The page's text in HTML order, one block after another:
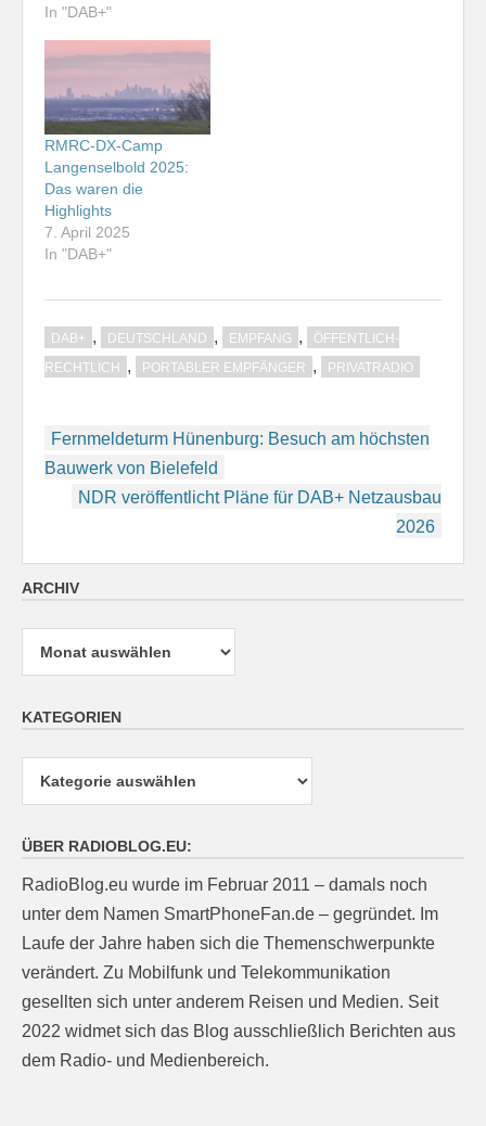
In "DAB+"
RMRC-DX-Camp
Langenselbold 2025:
Das waren die
Highlights
7. April 2025
In "DAB+"
DAB+ , DEUTSCHLAND , EMPFANG ,
ÖFFENTLICH-
RECHTLICH
, PORTABLER EMPFÄNGER , PRIVATRADIO
Beitragsnavigation
Fernmeldeturm Hünenburg: Besuch am höchsten
Bauwerk von Bielefeld
NDR veröffentlicht Pläne für DAB+ Netzausbau
2026
ARCHIV
Archiv
KATEGORIEN
Kategorien
ÜBER RADIOBLOG.EU:
RadioBlog.eu wurde im Februar 2011 – damals noch
unter dem Namen SmartPhoneFan.de – gegründet. Im
Laufe der Jahre haben sich die Themenschwerpunkte
verändert. Zu Mobilfunk und Telekommunikation
gesellten sich unter anderem Reisen und Medien. Seit
2022 widmet sich das Blog ausschließlich Berichten aus
dem Radio- und Medienbereich.